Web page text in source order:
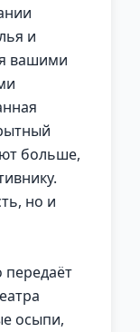
и
вашими
больше,
но и
передаёт
осыпи,